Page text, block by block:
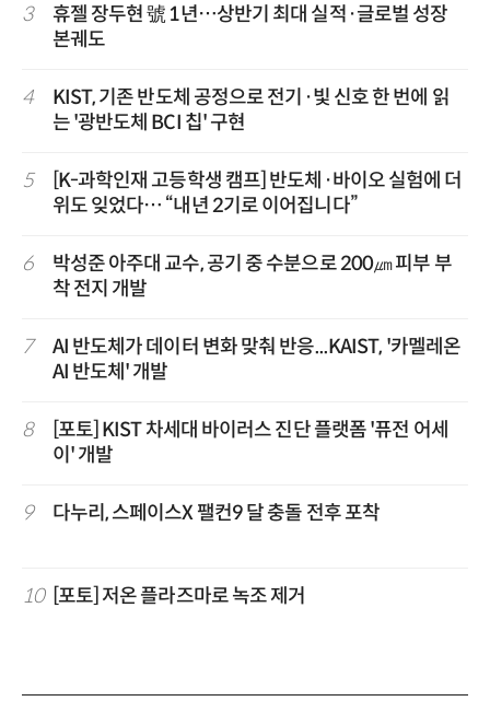
3
휴젤 장두현 號 1년…상반기 최대 실적·글로벌 성장
본궤도
4
KIST, 기존 반도체 공정으로 전기·빛 신호 한 번에 읽
는 '광반도체 BCI 칩' 구현
5
[K-과학인재 고등학생 캠프] 반도체·바이오 실험에 더
위도 잊었다… “내년 2기로 이어집니다”
6
박성준 아주대 교수, 공기 중 수분으로 200㎛ 피부 부
착 전지 개발
7
AI 반도체가 데이터 변화 맞춰 반응...KAIST, '카멜레온
AI 반도체' 개발
8
[포토] KIST 차세대 바이러스 진단 플랫폼 '퓨전 어세
이' 개발
9 다누리, 스페이스X 팰컨9 달 충돌 전후 포착
10 [포토] 저온 플라즈마로 녹조 제거